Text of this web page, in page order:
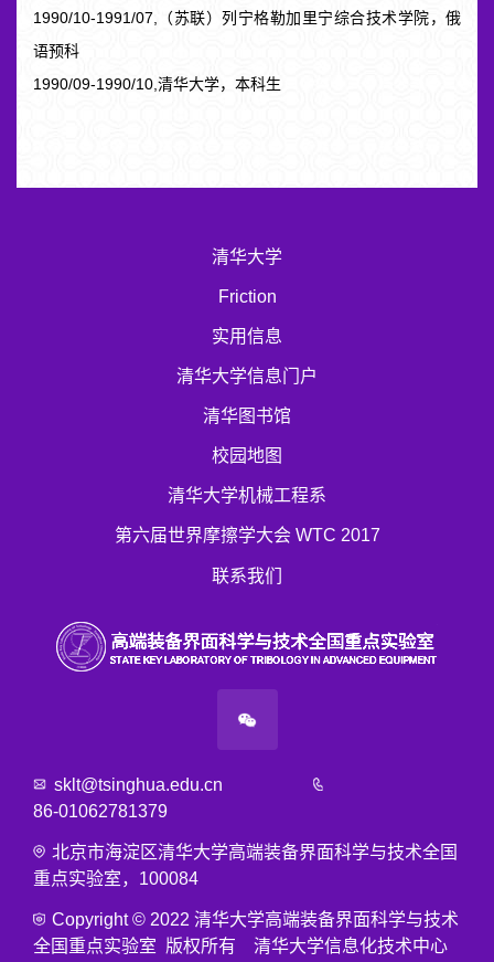
1990/10-1991/07,（苏联）列宁格勒加里宁综合技术学院，俄
语预科
1990/09-1990/10,清华大学，本科生
清华大学
Friction
实用信息
清华大学信息门户
清华图书馆
校园地图
清华大学机械工程系
第六届世界摩擦学大会 WTC 2017
联系我们
sklt@tsinghua.edu.cn
86-01062781379
北京市海淀区清华大学高端装备界面科学与技术全国
重点实验室，100084
Copyright © 2022 清华大学高端装备界面科学与技术
全国重点实验室 版权所有 清华大学信息化技术中心